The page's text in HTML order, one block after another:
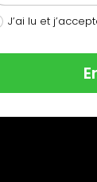
J’ai lu et